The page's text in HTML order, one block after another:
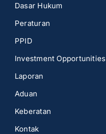
Dasar Hukum
Peraturan
PPID
Investment Opportunities
Laporan
Aduan
Keberatan
Kontak